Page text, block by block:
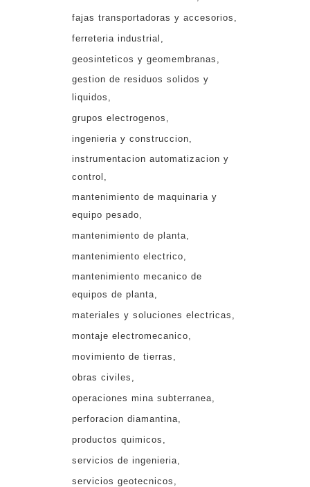
fajas transportadoras y accesorios
ferreteria industrial
geosinteticos y geomembranas
gestion de residuos solidos y
liquidos
grupos electrogenos
ingenieria y construccion
instrumentacion automatizacion y
control
mantenimiento de maquinaria y
equipo pesado
mantenimiento de planta
mantenimiento electrico
mantenimiento mecanico de
equipos de planta
materiales y soluciones electricas
montaje electromecanico
movimiento de tierras
obras civiles
operaciones mina subterranea
perforacion diamantina
productos quimicos
servicios de ingenieria
servicios geotecnicos